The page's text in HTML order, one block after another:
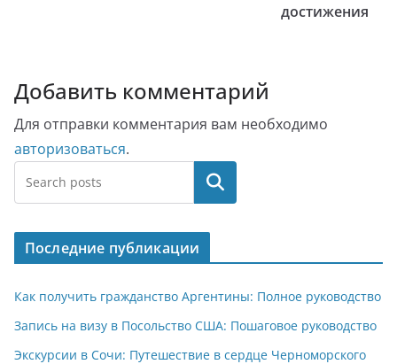
достижения
Добавить комментарий
Для отправки комментария вам необходимо
авторизоваться.
Поиск
Последние публикации
Как получить гражданство Аргентины: Полное руководство
Запись на визу в Посольство США: Пошаговое руководство
Экскурсии в Сочи: Путешествие в сердце Черноморского